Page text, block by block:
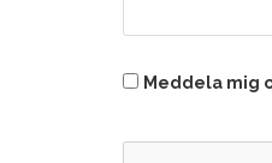
Meddela mig